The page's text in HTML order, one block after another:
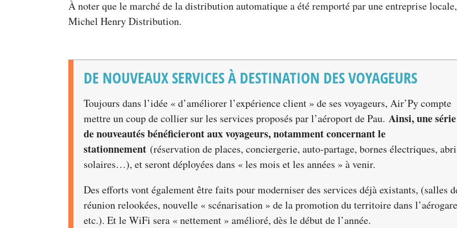
À noter que le marché de la distribution automatique a été remporté par une entreprise locale,
Michel Henry Distribution.
DE NOUVEAUX SERVICES À DESTINATION DES VOYAGEURS
Toujours dans l’idée « d’améliorer l’expérience client » de ses voyageurs, Air’Py compte
mettre un coup de collier sur les services proposés par l’aéroport de Pau.Ainsi, une série
de nouveautés bénéficieront aux voyageurs, notamment concernant le
stationnement (réservation de places, conciergerie, auto-partage, bornes électriques,
solaires…), et seront déployées dans « les mois et les années » à venir.
Des efforts vont également être faits pour moderniser des services déjà existants, (salles
réunion relookées, nouvelle « scénarisation » de la promotion du territoire dans
etc.). Et le WiFi sera « nettement » amélioré, dès le début de l’année.